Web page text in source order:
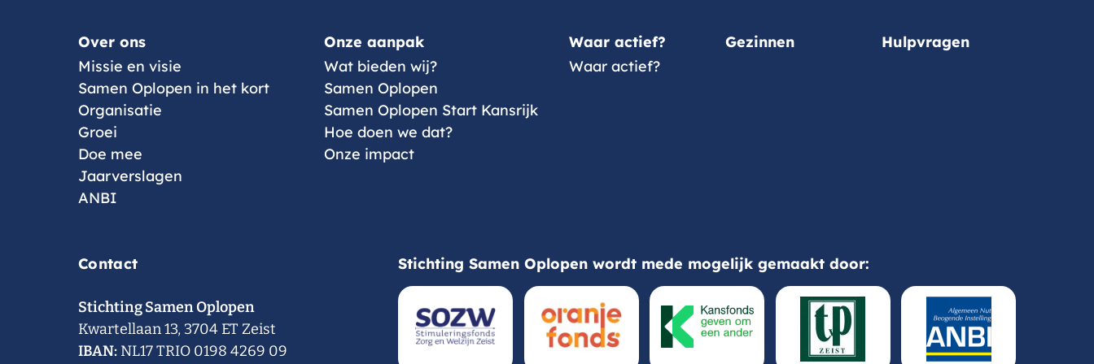
Menu
Over ons
Missie en visie
Samen Oplopen in het kort
Organisatie
Groei
Doe mee
Jaarverslagen
ANBI
Onze aanpak
Wat bieden wij?
Samen Oplopen
Samen Oplopen Start Kansrijk
Hoe doen we dat?
Onze impact
Waar actief?
Waar actief?
Gezinnen Hulpvragen
Contact
Stichting Samen Oplopen
Kwartellaan 13, 3704 ET Zeist
IBAN: NL17 TRIO 0198 4269 09
Stichting Samen Oplopen wordt mede mogelijk gemaakt door: